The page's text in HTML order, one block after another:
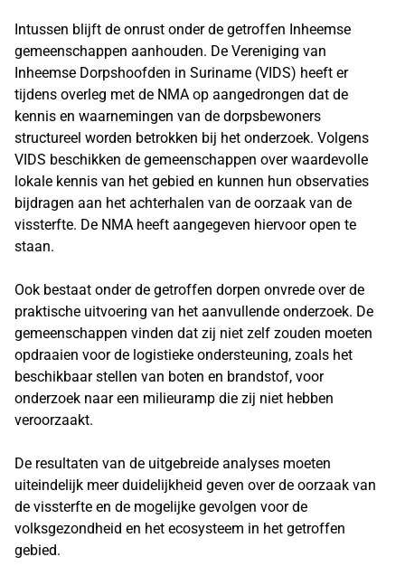
Intussen blijft de onrust onder de getroffen Inheemse
gemeenschappen aanhouden. De Vereniging van
Inheemse Dorpshoofden in Suriname (VIDS) heeft er
tijdens overleg met de NMA op aangedrongen dat de
kennis en waarnemingen van de dorpsbewoners
structureel worden betrokken bij het onderzoek. Volgens
VIDS beschikken de gemeenschappen over waardevolle
lokale kennis van het gebied en kunnen hun observaties
bijdragen aan het achterhalen van de oorzaak van de
vissterfte. De NMA heeft aangegeven hiervoor open te
staan.
Ook bestaat onder de getroffen dorpen onvrede over de
praktische uitvoering van het aanvullende onderzoek. De
gemeenschappen vinden dat zij niet zelf zouden moeten
opdraaien voor de logistieke ondersteuning, zoals het
beschikbaar stellen van boten en brandstof, voor
onderzoek naar een milieuramp die zij niet hebben
veroorzaakt.
De resultaten van de uitgebreide analyses moeten
uiteindelijk meer duidelijkheid geven over de oorzaak van
de vissterfte en de mogelijke gevolgen voor de
volksgezondheid en het ecosysteem in het getroffen
gebied.